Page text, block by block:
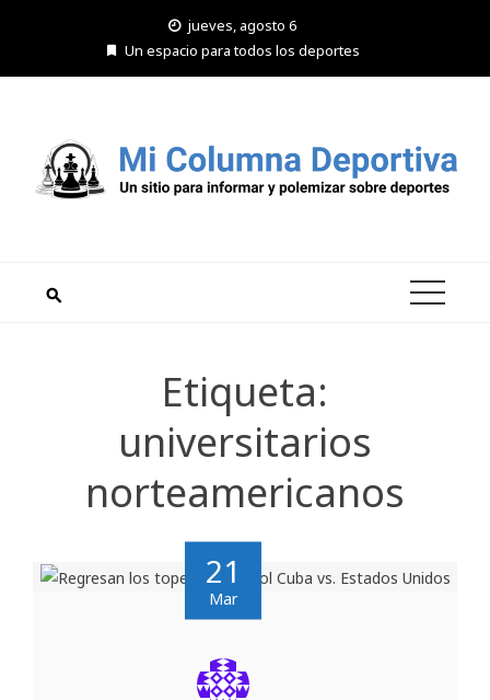
jueves, agosto 6
Un espacio para todos los deportes
Etiqueta:
universitarios
norteamericanos
21
Mar